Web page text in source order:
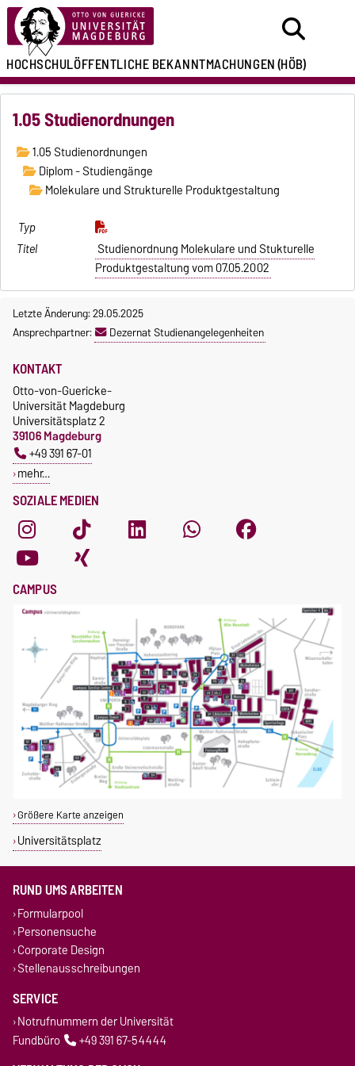
HOCHSCHULÖFFENTLICHEBEKANNTMACHUNGEN(HÖB)
1.05 Studienordnungen
1.05 Studienordnungen
Diplom - Studiengänge
Molekulare und Strukturelle Produktgestaltung
Studienordnung Molekulare und Stukturelle
Produktgestaltung vom 07.05.2002
Letzte Änderung: 29.05.2025
Ansprechpartner:
Dezernat Studienangelegenheiten
SOZIALE MEDIEN
KONTAKT
Otto-von-Guericke-
Universität Magdeburg
Universitätsplatz 2
39106 Magdeburg
+49 391 67-01
mehr…
CAMPUS
Größere Karte anzeigen
Universitätsplatz
RUND UMS ARBEITEN
Formularpool
Personensuche
Corporate Design
Stellenausschreibungen
SERVICE
Notrufnummern der Universität
Fundbüro
+49 391 67-54444